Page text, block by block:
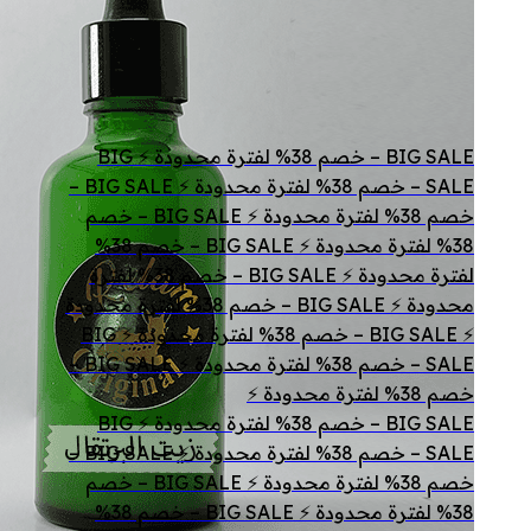
BIG SALE – خصم 38% لفترة محدودة ⚡ BIG
SALE – خصم 38% لفترة محدودة ⚡ BIG SALE –
خصم 38% لفترة محدودة ⚡ BIG SALE – خصم
38% لفترة محدودة ⚡ BIG SALE – خصم 38%
لفترة محدودة ⚡ BIG SALE – خصم 38% لفترة
محدودة ⚡ BIG SALE – خصم 38% لفترة محدودة
⚡ BIG SALE – خصم 38% لفترة محدودة ⚡ BIG
SALE – خصم 38% لفترة محدودة ⚡ BIG SALE –
خصم 38% لفترة محدودة ⚡
BIG SALE – خصم 38% لفترة محدودة ⚡ BIG
SALE – خصم 38% لفترة محدودة ⚡ BIG SALE –
خصم 38% لفترة محدودة ⚡ BIG SALE – خصم
38% لفترة محدودة ⚡ BIG SALE – خصم 38%